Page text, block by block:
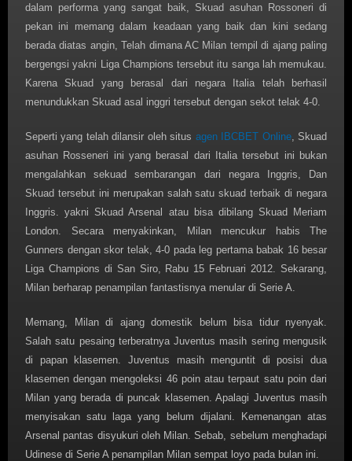
dalam performa yang sangat baik, Skuad asuhan Rossoneri di
pekan ini memang dalam keadaan yang baik dan kini sedang
berada diatas angin, Telah dimana AC Milan tempil di ajang paling
bergengsi yakni Liga Champions tersebut itu sanga lah memukau.
Karena Skuad yang berasal dari negara Italia telah berhasil
menundukkan Skuad asal inggri tersebut dengan sekot telak 4-0.
Seperti yang telah dilansir oleh situs agen IBCBET Online, Skuad
asuhan Rosseneri ini yang berasal dari Italia tersebut ini bukan
mengalahkan sekuad sembarangan dari negara Inggris, Dan
Skuad tersebut ini merupakan salah satu skuad terbaik di negara
Inggris. yakni Skuad Arsenal atau bisa dibilang Skuad Meriam
London. Secara menyakinkan, Milan mencukur habis The
Gunners dengan skor telak, 4-0 pada leg pertama babak 16 besar
Liga Champions di San Siro, Rabu 15 Februari 2012. Sekarang,
Milan berharap penampilan fantastisnya menular di Serie A.
Memang, Milan di ajang domestik belum bisa tidur nyenyak.
Salah satu pesaing terberatnya Juventus masih sering mengusik
di papan klasemen. Juventus masih menguntit di posisi dua
klasemen dengan mengoleksi 46 poin atau terpaut satu poin dari
Milan yang berada di puncak klasemen. Apalagi Juventus masih
menyisakan satu laga yang belum dijalani. Kemenangan atas
Arsenal pantas disyukuri oleh Milan. Sebab, sebelum menghadapi
Udinese di Serie A penampilan Milan sempat loyo pada bulan ini.